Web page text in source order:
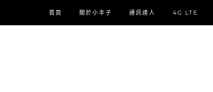
首頁 關於小丰子 通訊達人 4G LTE